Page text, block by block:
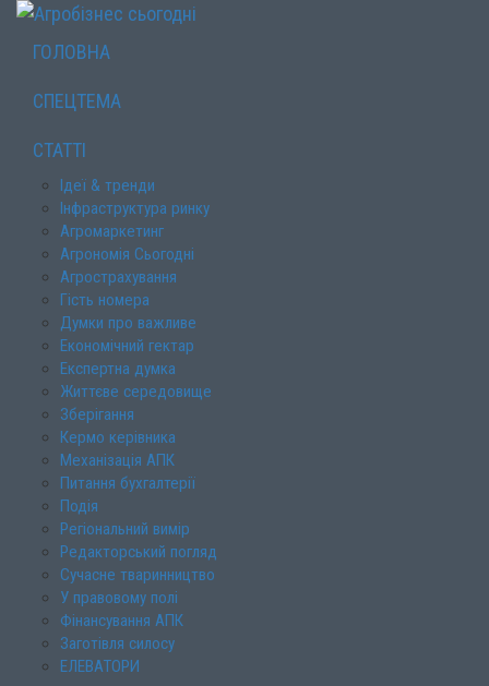
ГОЛОВНА
СПЕЦТЕМА
СТАТТІ
Ідеї & тренди
Інфраструктура ринку
Агромаркетинг
Агрономія Сьогодні
Агрострахування
Гість номера
Думки про важливе
Економічний гектар
Експертна думка
Життєве середовище
Зберігання
Кермо керівника
Механізація АПК
Питання бухгалтерії
Подія
Регіональний вимір
Редакторський погляд
Сучасне тваринництво
У правовому полі
Фінансування АПК
Заготівля силосу
ЕЛЕВАТОРИ